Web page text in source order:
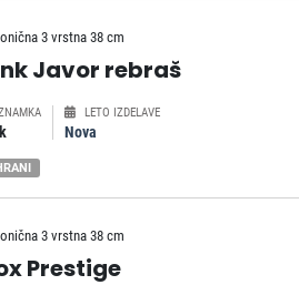
3 vrstna 38 cm
Javor rebraš
LETO IZDELAVE
Nova
3 vrstna 38 cm
Prestige